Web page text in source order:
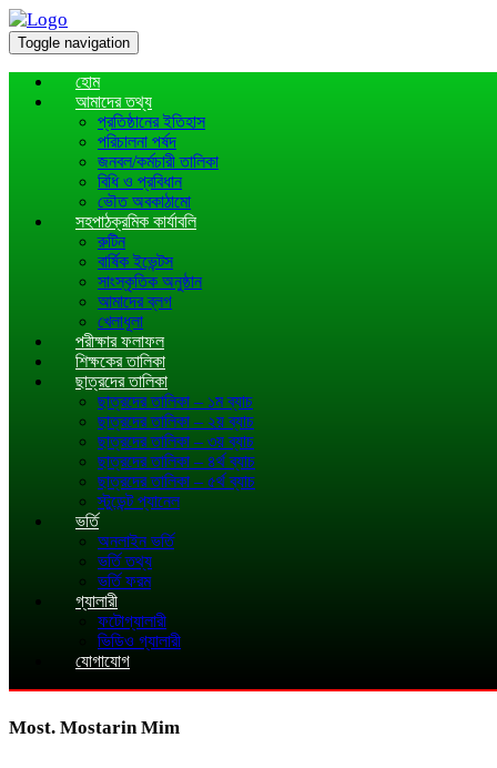
Toggle navigation
হোম
আমাদের তথ্য
প্রতিষ্ঠানের ইতিহাস
পরিচালনা পর্ষদ
জনবল/কর্মচারী তালিকা
বিধি ও প্রবিধান
ভৌত অবকাঠামো
সহপাঠক্রমিক কার্যাবলি
রুটিন
বার্ষিক ইভেন্টস
সাংস্কৃতিক অনুষ্ঠান
আমাদের ব্লগ
খেলাধূলা
পরীক্ষার ফলাফল
শিক্ষকের তালিকা
ছাত্রদের তালিকা
ছাত্রদের তালিকা – ১ম ব্যাচ
ছাত্রদের তালিকা – ২য় ব্যাচ
ছাত্রদের তালিকা – ৩য় ব্যাচ
ছাত্রদের তালিকা – ৪র্থ ব্যাচ
ছাত্রদের তালিকা – ৫র্থ ব্যাচ
স্টুডেন্ট প্যানেল
ভর্তি
অনলাইন ভর্তি
ভর্তি তথ্য
ভর্তি ফরম
গ্যালারী
ফটোগ্যালারী
ভিডিও গ্যালারী
যোগাযোগ
Most. Mostarin Mim